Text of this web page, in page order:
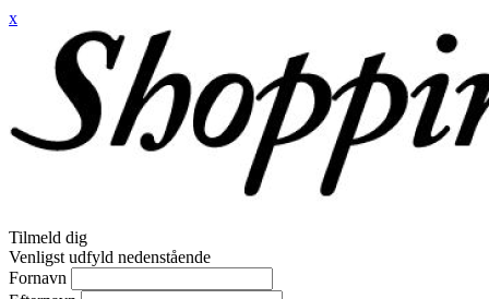
x
Tilmeld dig
Venligst udfyld nedenstående
Fornavn